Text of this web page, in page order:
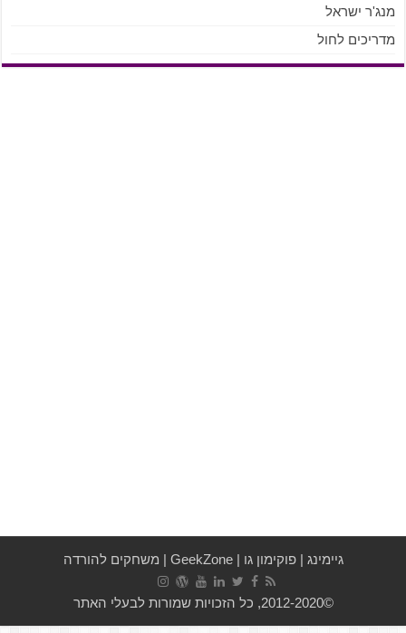
מנג'ר ישראל
מדריכים לחול
גיימינג| פוקימון גו|
GeekZone
| משחקים להורדה
©2012-2020, כל הזכויות שמורות לבעלי האתר